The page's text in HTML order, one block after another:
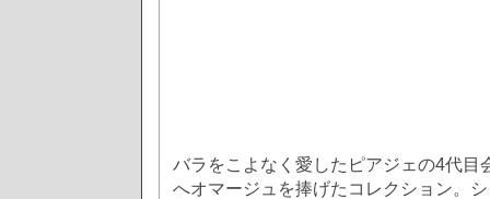
バラをこよなく愛したピアジェの4代目
へオマージュを捧げたコレクション。